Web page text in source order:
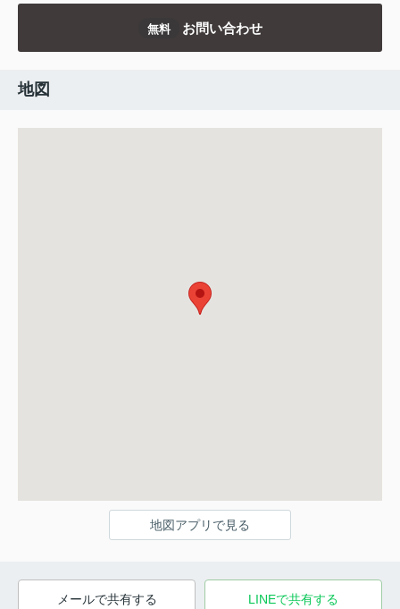
無料 お問い合わせ
地図
地図アプリで見る
メールで共有する LINEで共有する